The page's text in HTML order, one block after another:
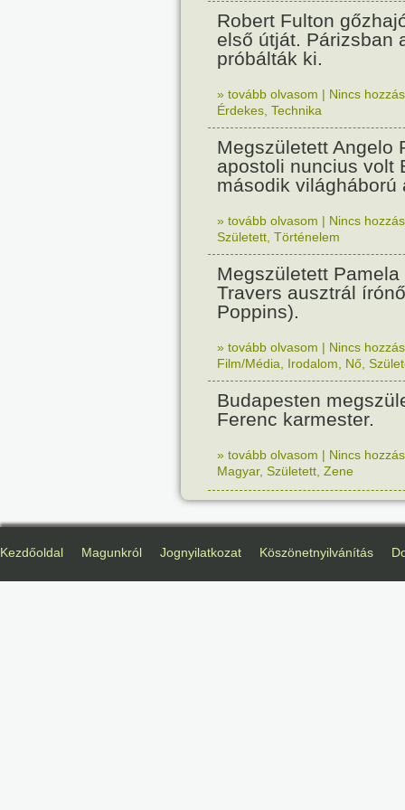
Robert Fulton
első útját. Párizsban
próbálták ki.
» tovább olvasom | Nincs
Érdekes Technika
Megszületett Angelo
apostoli nuncius volt
második világháború
» tovább olvasom | Nincs
Született Történelem
Megszületett Pamela
Travers ausztrál
Poppins).
» tovább olvasom | Nincs
Film/Média
Irodalom Nő
Budapesten
Ferenc karmester.
» tovább olvasom | Nincs
Magyar, Született Zene
Kezdőoldal Magunkról Jognyilatkozat Köszönetnyilvánítás